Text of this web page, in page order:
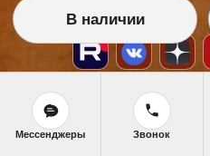
В наличии
Мессенджеры Звонок